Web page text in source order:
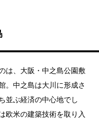
は、大阪・中之島公園敷
。中之島は大川に形成さ
並ぶ経済の中心地でし
欧米の建築技術を取り入